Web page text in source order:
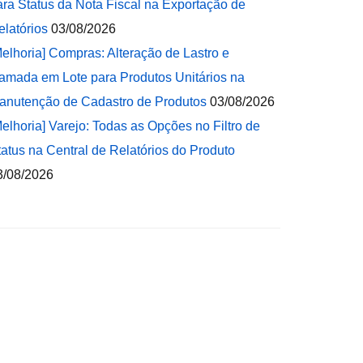
Status da Nota Fiscal na Exportação de
03/08/2026
Compras: Alteração de Lastro e
em Lote para Produtos Unitários na
de Cadastro de Produtos 03/08/2026
Varejo: Todas as Opções no Filtro de
na Central de Relatórios do Produto
08/2026